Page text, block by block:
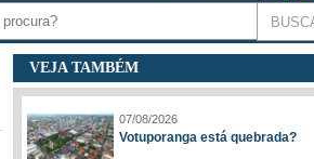
VEJA TAMBÉM
07/08/2026
Votuporanga está quebrada?